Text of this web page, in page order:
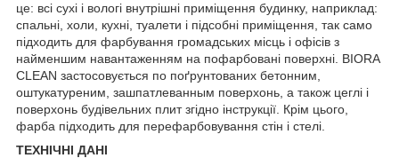
це: всі сухі і вологі внутрішні приміщення будинку, наприклад:
спальні, холи, кухні, туалети і підсобні приміщення, так само
підходить для фарбування громадських місць і офісів з
найменшим навантаженням на пофарбовані поверхні. BIORA
CLEAN застосовується по поґрунтованих бетонним,
оштукатуреним, зашпатлеванным поверхонь, а також цеглі і
поверхонь будівельних плит згідно інструкції. Крім цього,
фарба підходить для перефарбовування стін і стелі.
ТЕХНІЧНІ ДАНІ